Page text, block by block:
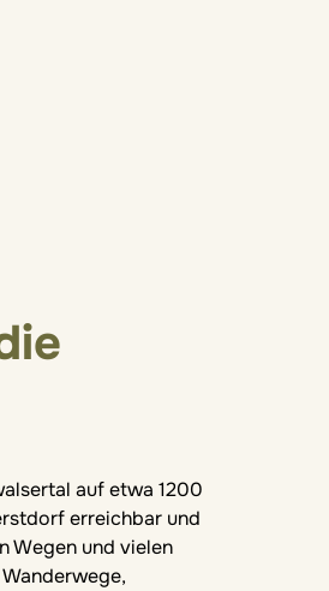
auf etwa 1200
erreichbar und
Wegen und vielen